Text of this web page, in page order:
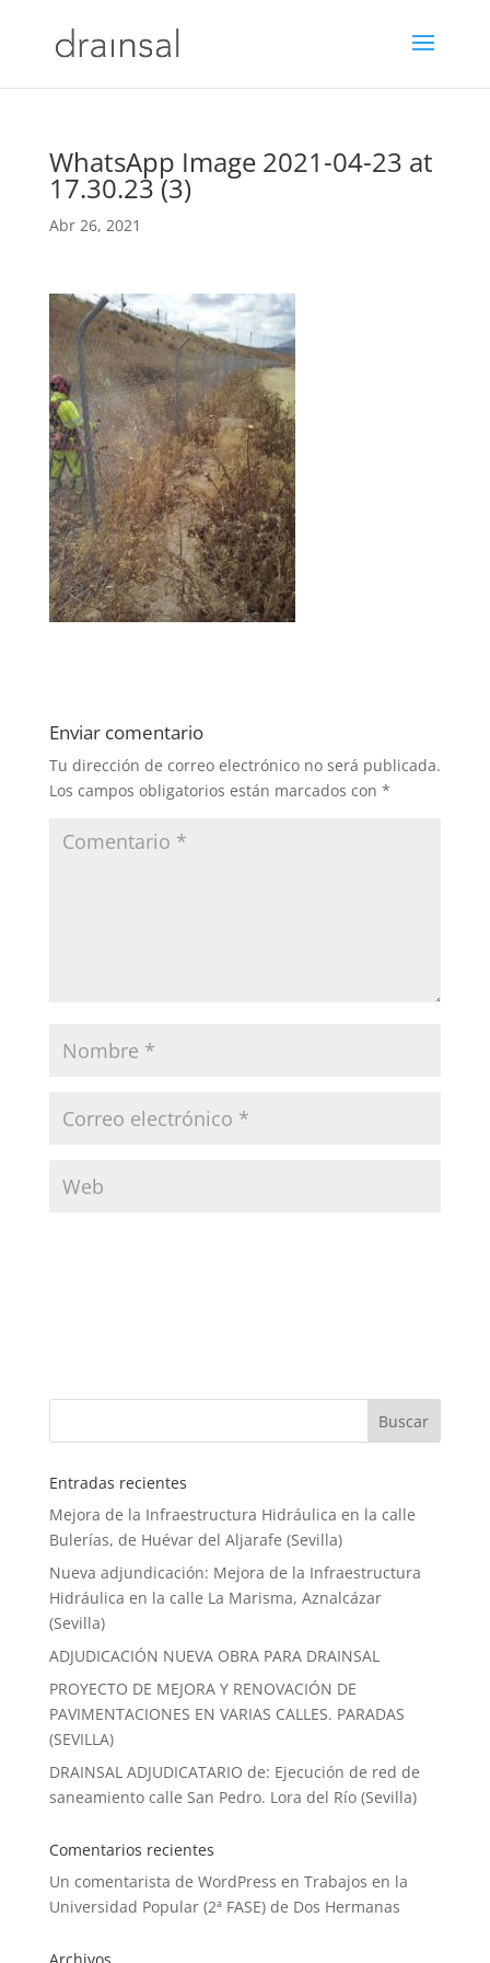
WhatsApp Image 2021-04-23 at
17.30.23 (3)
Abr 26, 2021
Enviar comentario
Tu dirección de correo electrónico no será publicada.
Los campos obligatorios están marcados con *
Entradas recientes
Mejora de la Infraestructura Hidráulica en la calle
Bulerías, de Huévar del Aljarafe (Sevilla)
Nueva adjundicación: Mejora de la Infraestructura
Hidráulica en la calle La Marisma, Aznalcázar
(Sevilla)
ADJUDICACIÓN NUEVA OBRA PARA DRAINSAL
PROYECTO DE MEJORA Y RENOVACIÓN DE
PAVIMENTACIONES EN VARIAS CALLES. PARADAS
(SEVILLA)
DRAINSAL ADJUDICATARIO de: Ejecución de red de
saneamiento calle San Pedro. Lora del Río (Sevilla)
Comentarios recientes
Un comentarista de WordPress en Trabajos en la
Universidad Popular (2ª FASE) de Dos Hermanas